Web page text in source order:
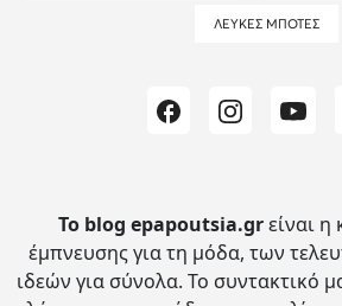
ΛΕΥΚΈΣ ΜΠΌΤΕΣ
Το blog epapoutsia.grείναι η
έμπνευσης για τη μόδα, των
ιδεών για σύνολα. Το συντακτικό